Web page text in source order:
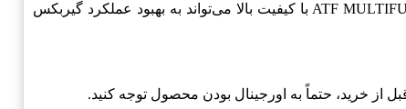
این روغن با استانداردهای جهانی تولید شده و دارای مشخصات فنی بسیار دقیقی است. به طور کلی خرید روغن ایرانول ATF MULTIFUNCTIONAL با کیفیت بالا می‌تواند به بهبود عملکرد گیربکس